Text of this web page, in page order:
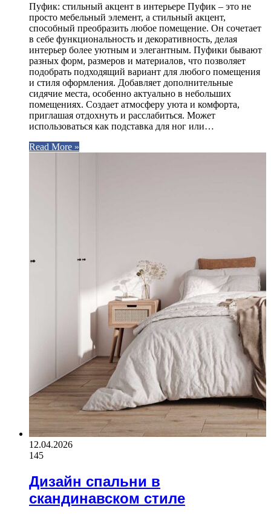
Пуфик: стильный акцент в интерьере Пуфик – это не
просто мебельный элемент, а стильный акцент,
способный преобразить любое помещение. Он сочетает
в себе функциональность и декоративность, делая
интерьер более уютным и элегантным. Пуфики бывают
разных форм, размеров и материалов, что позволяет
подобрать подходящий вариант для любого помещения
и стиля оформления. Добавляет дополнительные
сидячие места, особенно актуально в небольших
помещениях. Создает атмосферу уюта и комфорта,
приглашая отдохнуть и расслабиться. Может
использоваться как подставка для ног или…
Read More »
12.04.2026
145
Дизайн спальни в
скандинавском стиле